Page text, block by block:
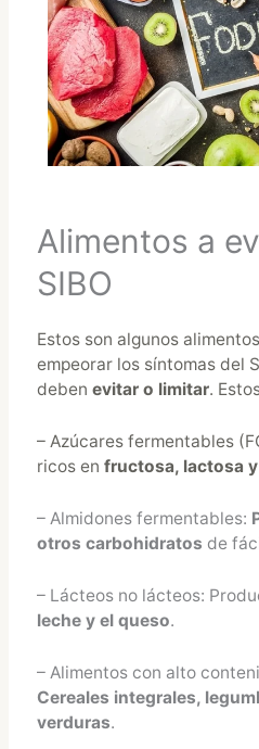
Alimentos a
SIBO
Estos son algunos
empeorar los síntomas del
deben evitar o limitar.
– Azúcares fermentables
ricos en fructosa, lactosa
– Almidones fermentables:
otros carbohidratos de
– Lácteos no lácteos:
leche y el queso.
– Alimentos con alto
Cereales integrales,
verduras.